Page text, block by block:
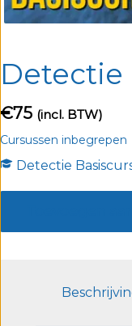
Detectie
€75 (incl. BTW)
Cursussen inbegrepen
Detectie